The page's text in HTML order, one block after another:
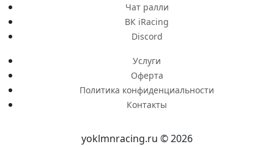
Чат ралли
ВК iRacing
Discord
Услуги
Оферта
Политика конфиденциальности
Контакты
yoklmnracing.ru © 2026